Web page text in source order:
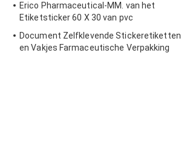
Erico Pharmaceutical-MM. van het
Etiketsticker 60 X 30 van pvc
Document Zelfklevende Stickeretiketten
en Vakjes Farmaceutische Verpakking